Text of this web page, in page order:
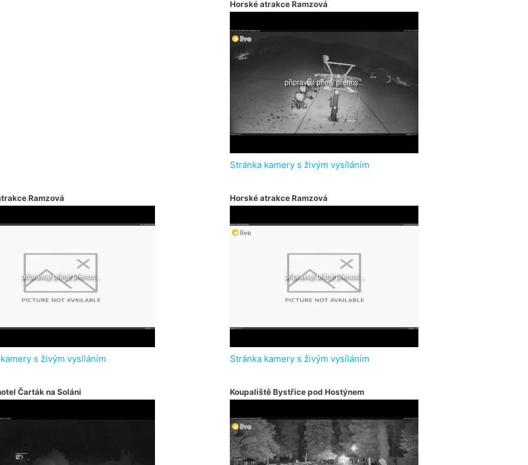
Horské atrakce Ramzová
Stránka kamery s živým vysíláním
Ramzová
s živým vysíláním
Horské atrakce Ramzová
Stránka kamery s živým vysíláním
Čarták na Soláni Koupaliště Bystřice pod Hostýnem